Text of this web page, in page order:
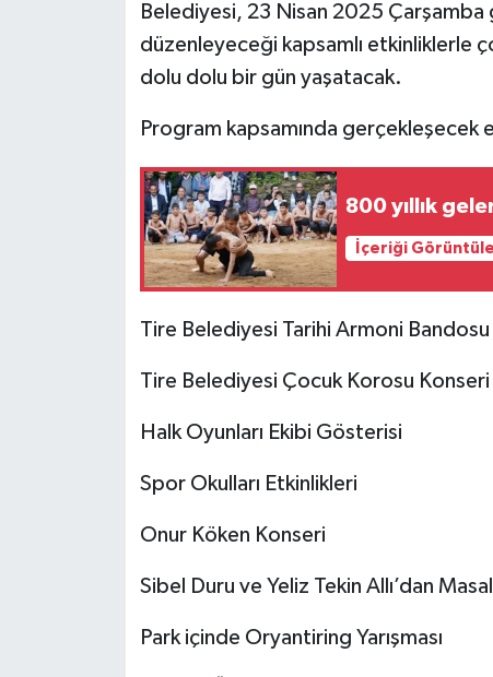
Belediyesi, 23 Nisan 2025
düzenleyeceği kapsamlı etkinliklerle
dolu dolu bir gün yaşatacak.
Program kapsamında gerçekleşecek
800 yıllık
İçeriği Görüntüle
Tire Belediyesi Tarihi Armoni
Tire Belediyesi Çocuk Korosu Konseri
Halk Oyunları Ekibi Gösterisi
Spor Okulları Etkinlikleri
Onur Köken Konseri
Sibel Duru ve Yeliz Tekin Allı’dan Masal
Park içinde Oryantiring Yarışması